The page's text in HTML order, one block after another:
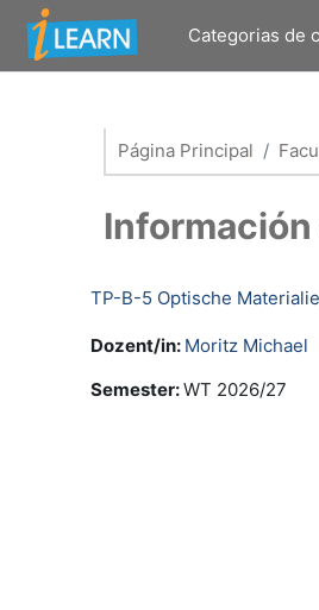
Salta al contenido principal
Categorias de
Página Principal
TP-B-5 Optische
Dozent/in: Moritz Michael
Semester:WT 2026/27